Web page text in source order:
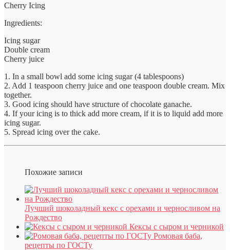
Cherry Icing
Ingredients:
Icing sugar
Double cream
Cherry juice
1. In a small bowl add some icing sugar (4 tablespoons)
2. Add 1 teaspoon cherry juice and one teaspoon double cream. Mix
together.
3. Good icing should have structure of chocolate ganache.
4. If your icing is to thick add more cream, if it is to liquid add more
icing sugar.
5. Spread icing over the cake.
Похожие записи
Лучший шоколадный кекс с орехами и черносливом на
Рождество
Кексы с сыром и черникой
Ромовая баба,
рецепты по ГОСТу